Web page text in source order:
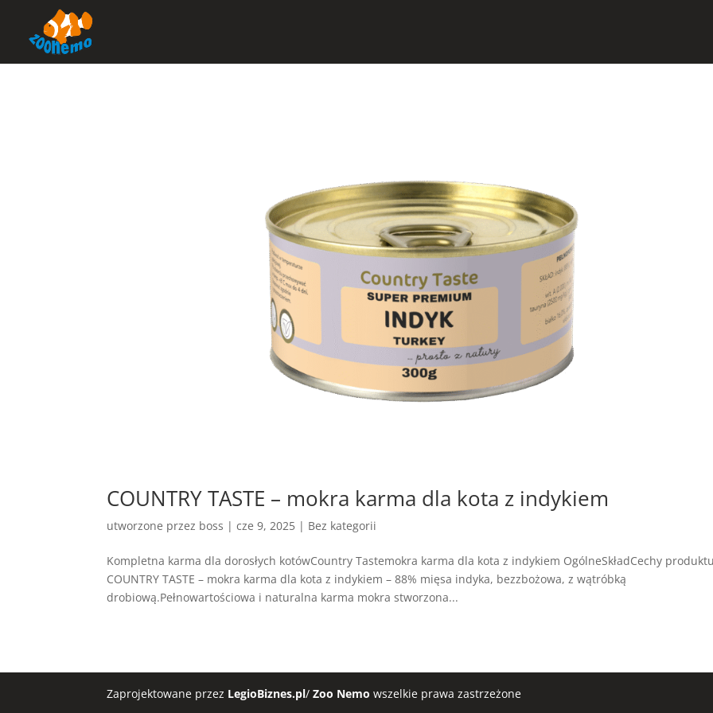
COUNTRY TASTE – mokra karma dla kota z indykiem
utworzone przez boss |cze 9, 2025 | Bez kategorii
Kompletna karma dla dorosłych kotówCountry Tastemokra karma dla kota z indykiem OgólneSkładCechy
COUNTRY TASTE – mokra karma dla kota z indykiem – 88% mięsa indyka, bezzbożowa, z wątróbką
drobiową.Pełnowartościowa i naturalna karma mokra stworzona...
Zaprojektowane przez LegioBiznes.pl/Zoo Nemo wszelkie prawa zastrzeżone